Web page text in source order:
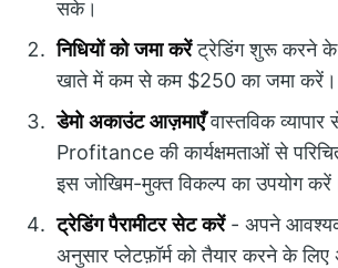
सके।
निधियों को जमा करेंट्रेडिंग शुरू करने के
खाते में कम से कम $250 का जमा करें।
डेमो अकाउंट आज़माएँवास्तविक
Profitance की कार्यक्षमताओं से
इस जोखिम-मुक्त विकल्प का उपयोग
ट्रेडिंग पैरामीटर सेट करें- अपने
अनुसार प्लेटफ़ॉर्म को तैयार करने के